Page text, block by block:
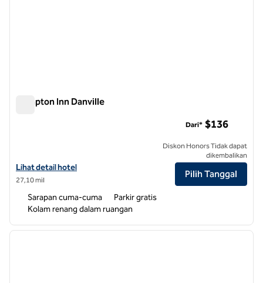
Hampton Inn Danville
Lihat detail hotel untuk Hampton Inn Danville
Lihat detail hotel
27,10 mil
Dari* $136
Diskon Honors Tidak dapat
dikembalikan
Pilih Tanggal
Sarapan cuma-cuma
Parkir gratis
Kolam renang dalam ruangan
1 dari 12